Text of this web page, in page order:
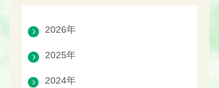
2026年
2025年
2024年